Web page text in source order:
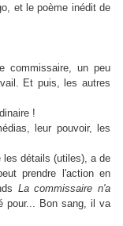
et le poème inédit de
commissaire, un peu
Et puis, les autres
!
leur pouvoir, les
les détails (utiles), a de
prendre l'action en
La commissaire n'a
pour... Bon sang, il va